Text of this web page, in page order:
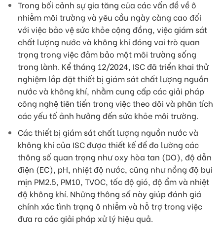
Trong bối cảnh sự gia tăng của các vấn đề về ô
nhiễm môi trường và yêu cầu ngày càng cao đối
với việc bảo vệ sức khỏe cộng đồng, việc giám sát
chất lượng nước và không khí đóng vai trò quan
trọng trong việc đảm bảo một môi trường sống
trong lành. Kể tháng 12/2024, ISC đã triển khai thử
nghiệm lắp đặt thiết bị giám sát chất lượng nguồn
nước và không khí, nhằm cung cấp các giải pháp
công nghệ tiên tiến trong việc theo dõi và phân tích
các yếu tố ảnh hưởng đến sức khỏe môi trường.
Các thiết bị giám sát chất lượng nguồn nước và
không khí của ISC được thiết kế để đo lường các
thông số quan trọng như oxy hòa tan (DO), độ dẫn
điện (EC), pH, nhiệt độ nước, cũng như nồng độ bụi
mịn PM2.5, PM10, TVOC, tốc độ gió, độ ẩm và nhiệt
độ không khí. Những thông số này giúp đánh giá
chính xác tình trạng ô nhiễm và hỗ trợ trong việc
đưa ra các giải pháp xử lý hiệu quả.